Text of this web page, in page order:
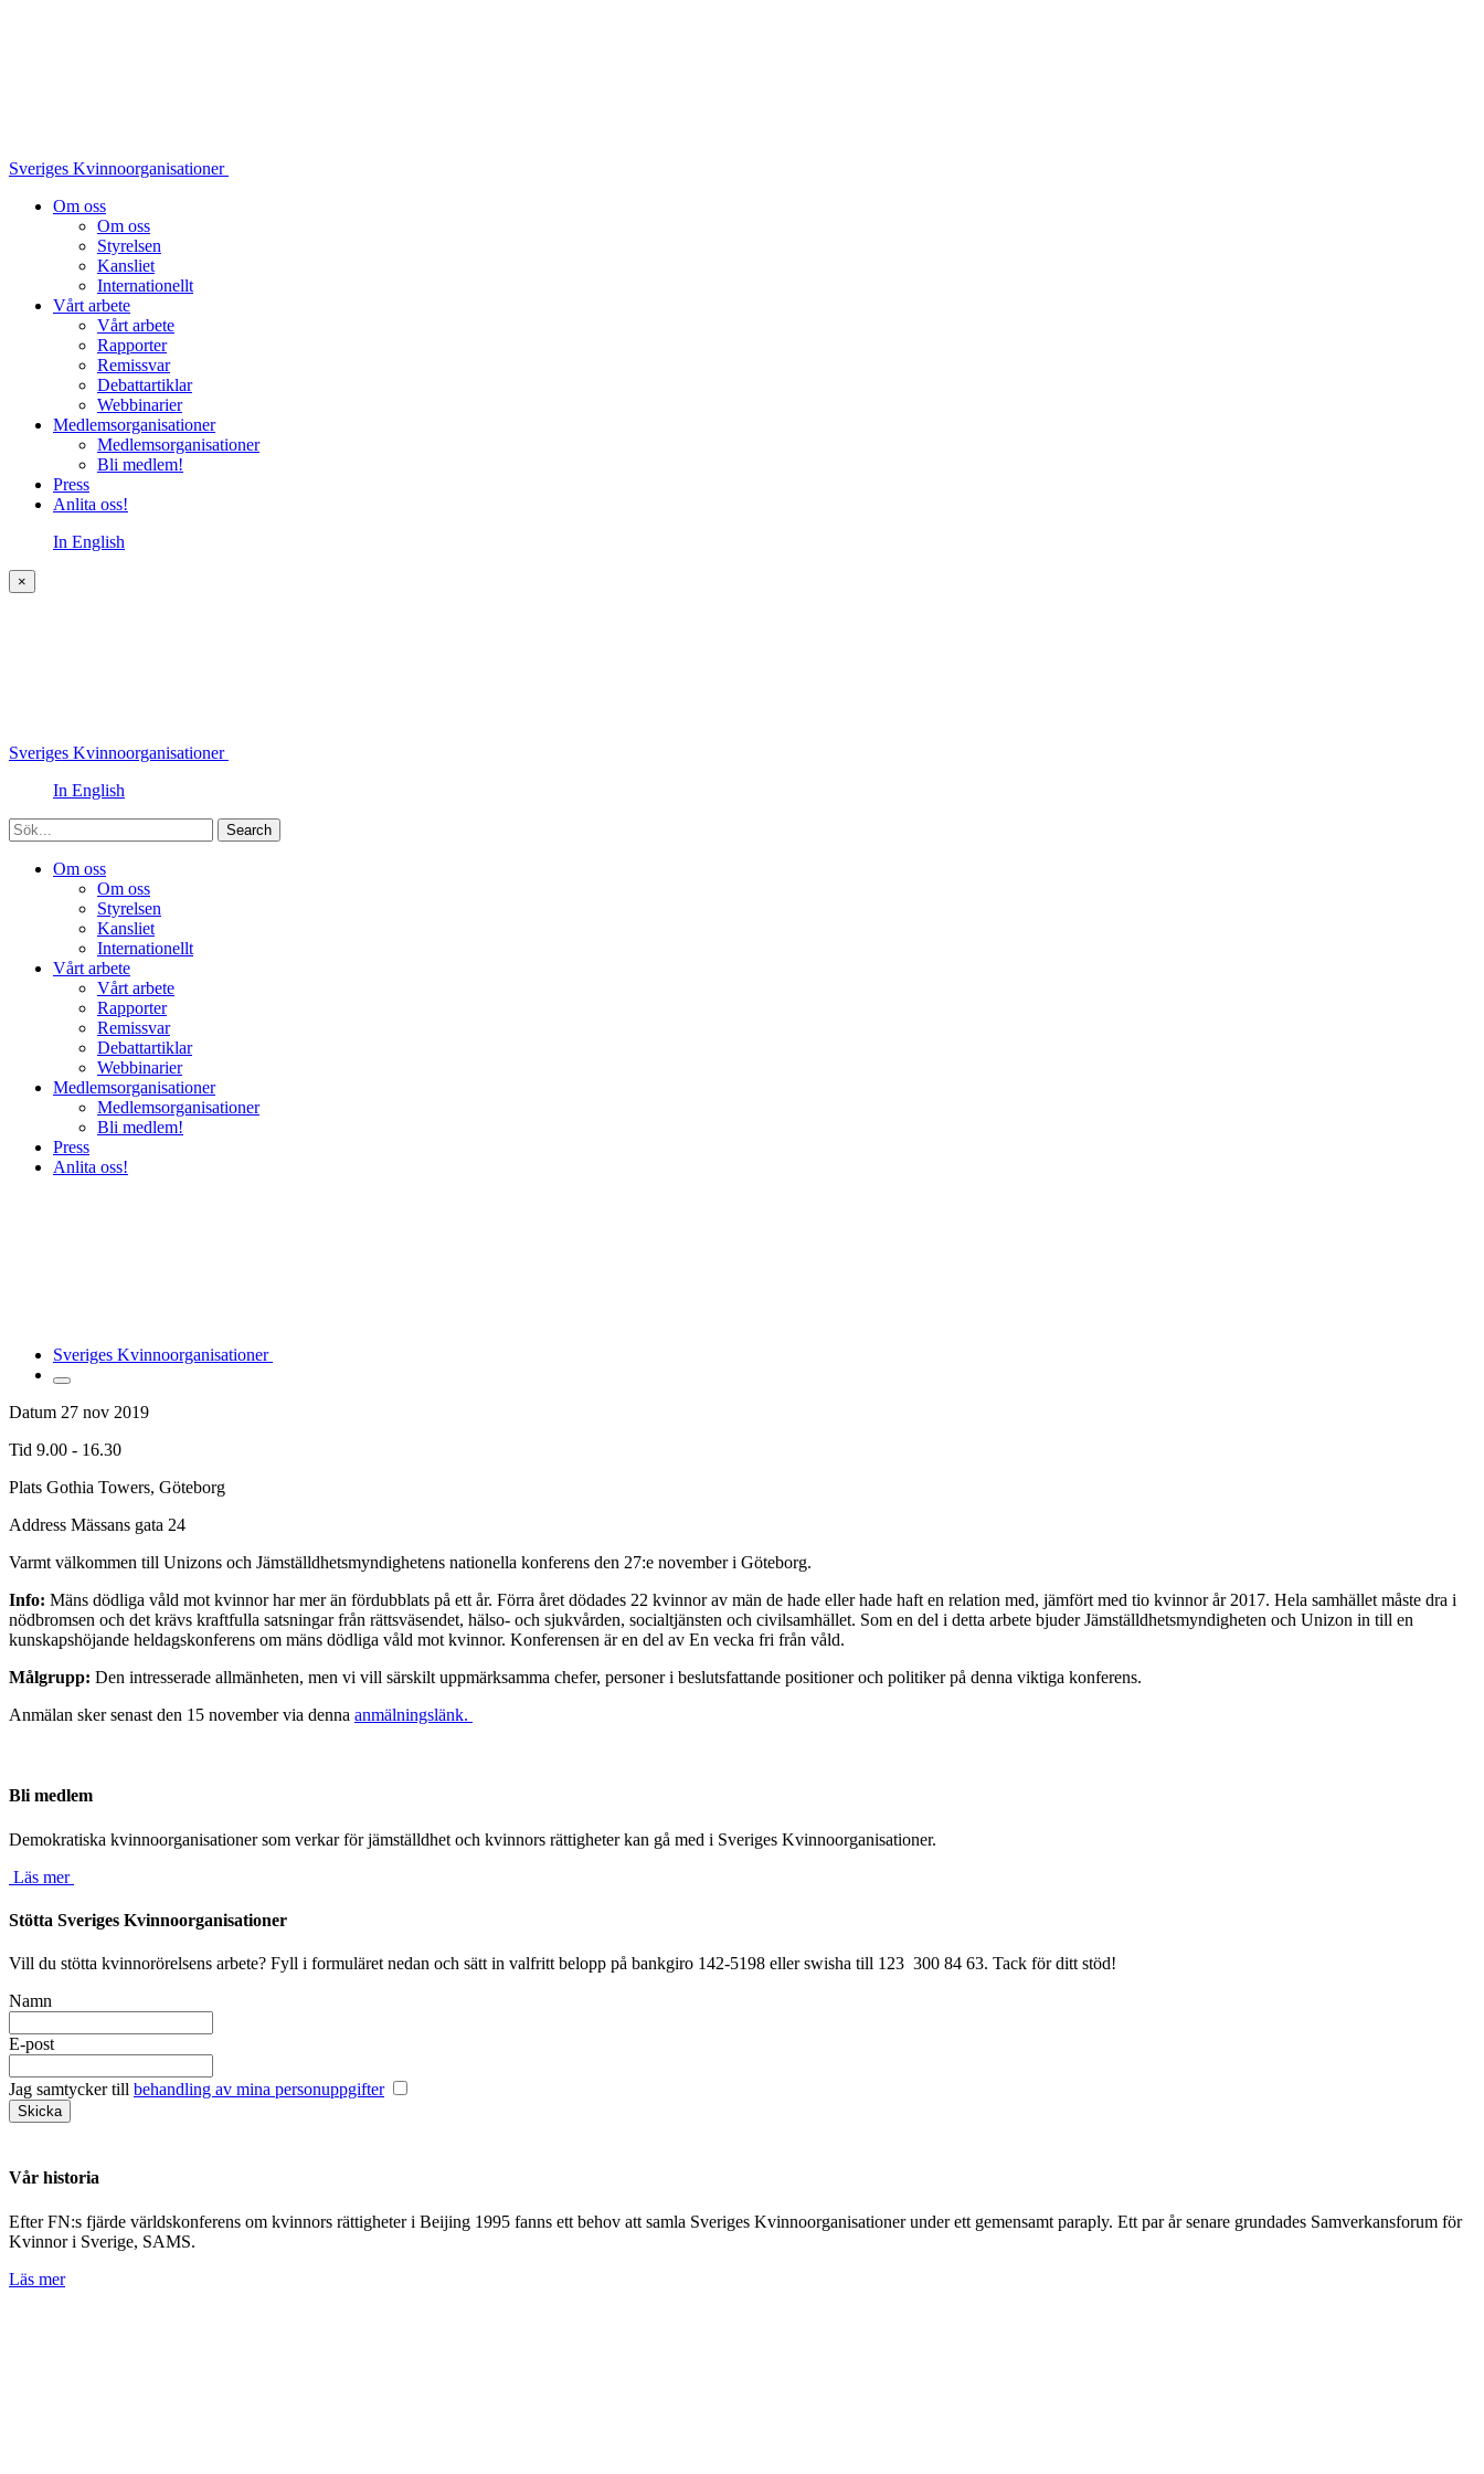
Sveriges Kvinnoorganisationer
Om oss
Om oss
Styrelsen
Kansliet
Internationellt
Vårt arbete
Vårt arbete
Rapporter
Remissvar
Debattartiklar
Webbinarier
Medlemsorganisationer
Medlemsorganisationer
Bli medlem!
Press
Anlita oss!
In English
×
Sveriges Kvinnoorganisationer
In English
Sök
Om oss
Om oss
Styrelsen
Kansliet
Internationellt
Vårt arbete
Vårt arbete
Rapporter
Remissvar
Debattartiklar
Webbinarier
Medlemsorganisationer
Medlemsorganisationer
Bli medlem!
Press
Anlita oss!
Sveriges Kvinnoorganisationer
Datum 27 nov 2019
Tid 9.00 - 16.30
Plats Gothia Towers, Göteborg
Address Mässans gata 24
Varmt välkommen till Unizons och Jämställdhetsmyndighetens nationella konferens den 27:e november i Göteborg.
Info: Mäns dödliga våld mot kvinnor har mer än fördubblats på ett år. Förra året dödades 22 kvinnor av män de hade eller hade haft en relation med, jämfört med tio kvinnor år 2017. Hela samhället måste dra i
nödbromsen och det krävs kraftfulla satsningar från rättsväsendet, hälso- och sjukvården, socialtjänsten och civilsamhället. Som en del i detta arbete bjuder Jämställdhetsmyndigheten och Unizon in till en
kunskapshöjande heldagskonferens om mäns dödliga våld mot kvinnor. Konferensen är en del av En vecka fri från våld.
Målgrupp: Den intresserade allmänheten, men vi vill särskilt uppmärksamma chefer, personer i beslutsfattande positioner och politiker på denna viktiga konferens.
Anmälan sker senast den 15 november via denna anmälningslänk.
Bli medlem
Demokratiska kvinnoorganisationer som verkar för jämställdhet och kvinnors rättigheter kan gå med i Sveriges Kvinnoorganisationer.
Läs mer
Stötta Sveriges Kvinnoorganisationer
Vill du stötta kvinnorörelsens arbete? Fyll i formuläret nedan och sätt in valfritt belopp på bankgiro 142-5198 eller swisha till 123 300 84 63. Tack för ditt stöd!
Namn
E-post
Jag samtycker till behandling av mina personuppgifter
Vår historia
Efter FN:s fjärde världskonferens om kvinnors rättigheter i Beijing 1995 fanns ett behov att samla Sveriges Kvinnoorganisationer under ett gemensamt paraply. Ett par år senare grundades Samverkansforum för
Kvinnor i Sverige, SAMS.
Läs mer